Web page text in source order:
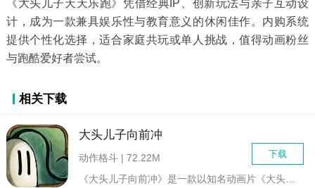
《大头儿子天天乐跑》凭借经典IP、创新玩法与亲子互动设
计，成为一款兼具娱乐性与教育意义的休闲佳作。内购系统
提供个性化选择，适合家庭共玩或单人挑战，值得动画粉丝
与跑酷爱好者尝试。
相关下载
大头儿子向前冲
下载
动作格斗 | 72.22M